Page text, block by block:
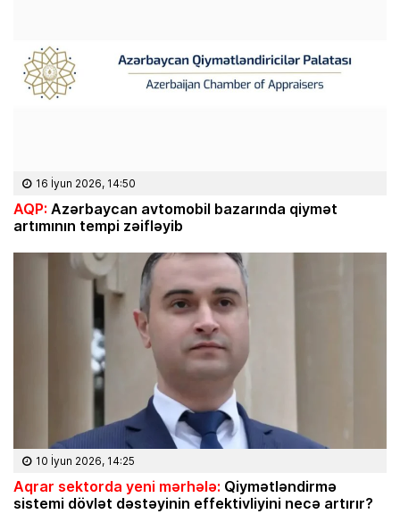
16 İyun 2026, 14:50
AQP: Azərbaycan avtomobil bazarında qiymət
artımının tempi zəifləyib
10 İyun 2026, 14:25
Aqrar sektorda yeni mərhələ: Qiymətləndirmə
sistemi dövlət dəstəyinin effektivliyini necə artırır?